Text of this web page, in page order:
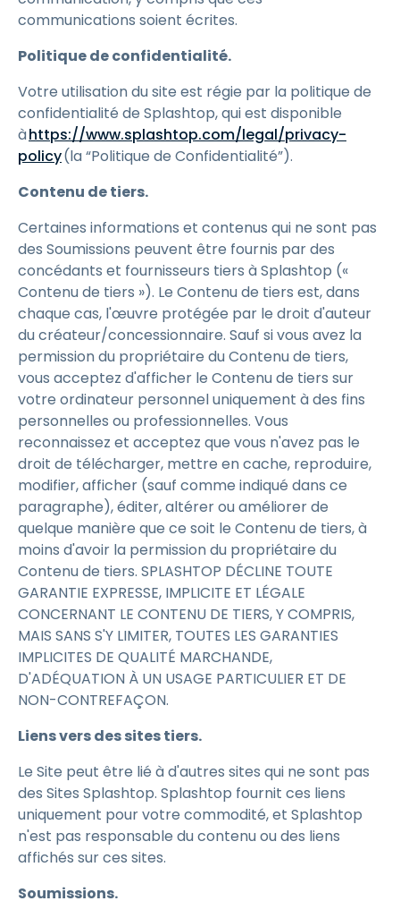
communications soient écrites.
Politique de confidentialité.
Votre utilisation du site est régie par la politique de
confidentialité de Splashtop, qui est disponible
àhttps://www.splashtop.com/legal/privacy-
policy(la “Politique de Confidentialité”).
Contenu de tiers.
Certaines informations et contenus qui ne sont pas
des Soumissions peuvent être fournis par des
concédants et fournisseurs tiers à Splashtop («
Contenu de tiers »). Le Contenu de tiers est, dans
chaque cas, l'œuvre protégée par le droit d'auteur
du créateur/concessionnaire. Sauf si vous avez la
permission du propriétaire du Contenu de tiers,
vous acceptez d'afficher le Contenu de tiers sur
votre ordinateur personnel uniquement à des fins
personnelles ou professionnelles. Vous
reconnaissez et acceptez que vous n'avez pas le
droit de télécharger, mettre en cache, reproduire,
modifier, afficher (sauf comme indiqué dans ce
paragraphe), éditer, altérer ou améliorer de
quelque manière que ce soit le Contenu de tiers, à
moins d'avoir la permission du propriétaire du
Contenu de tiers. SPLASHTOP DÉCLINE TOUTE
GARANTIE EXPRESSE, IMPLICITE ET LÉGALE
CONCERNANT LE CONTENU DE TIERS, Y COMPRIS,
MAIS SANS S'Y LIMITER, TOUTES LES GARANTIES
IMPLICITES DE QUALITÉ MARCHANDE,
D'ADÉQUATION À UN USAGE PARTICULIER ET DE
NON-CONTREFAÇON.
Liens vers des sites tiers.
Le Site peut être lié à d'autres sites qui ne sont pas
des Sites Splashtop. Splashtop fournit ces liens
uniquement pour votre commodité, et Splashtop
n'est pas responsable du contenu ou des liens
affichés sur ces sites.
Soumissions.